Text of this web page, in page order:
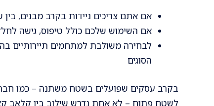
אם אתם צריכים ניידות בקרב מבנים,
אם השימוש שלכם כולל טיפוס, גישה
לבחירה משולבת למתחמים תיירותיים
הסוגים
בקרב עסקים שפועלים בשטח משתנה – כמו
לשטח פתוח – לא אחת נדרש שילוב בין קלאב